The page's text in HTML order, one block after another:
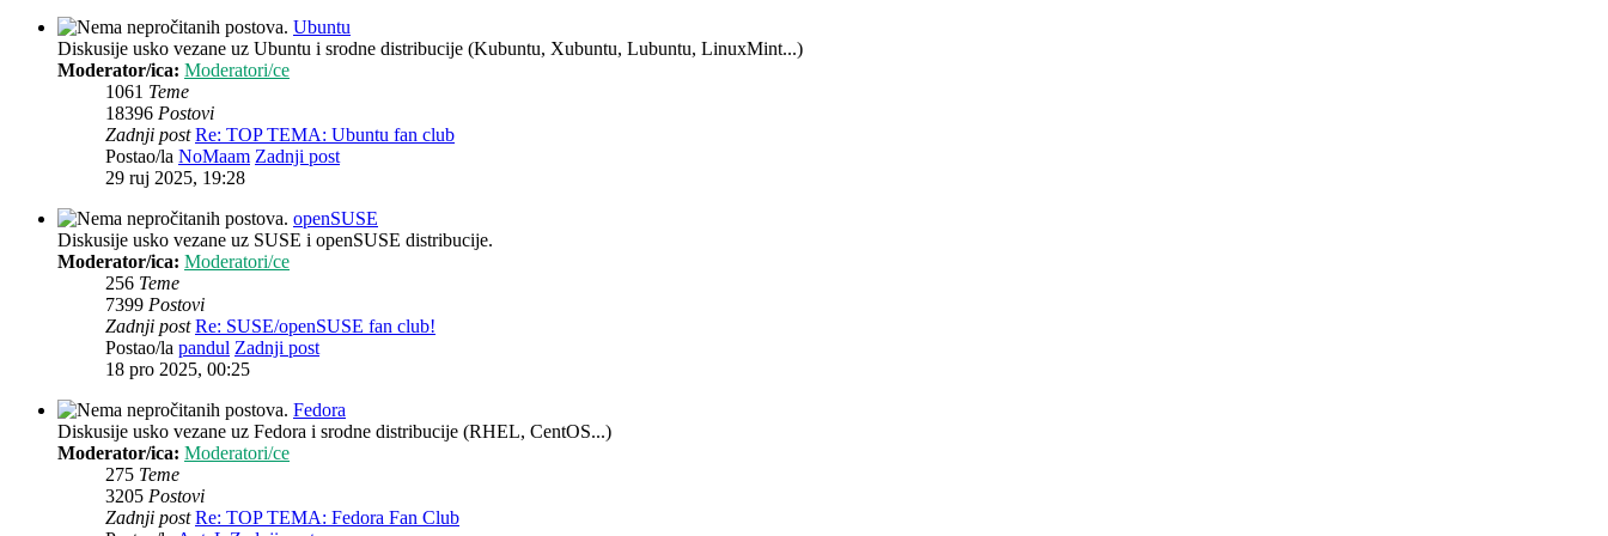
Ubuntu
Diskusije usko vezane uz Ubuntu i srodne distribucije (Kubuntu, Xubuntu, Lubuntu, LinuxMint...)
Moderator/ica: Moderatori/ce
1061 Teme
18396 Postovi
Zadnji post Re: TOP TEMA: Ubuntu fan club
Postao/la NoMaam Zadnji post
29 ruj 2025, 19:28
openSUSE
Diskusije usko vezane uz SUSE i openSUSE distribucije.
Moderator/ica: Moderatori/ce
256 Teme
7399 Postovi
Zadnji post Re: SUSE/openSUSE fan club!
Postao/la pandul Zadnji post
18 pro 2025, 00:25
Fedora
Diskusije usko vezane uz Fedora i srodne distribucije (RHEL, CentOS...)
Moderator/ica: Moderatori/ce
275 Teme
3205 Postovi
Zadnji post Re: TOP TEMA: Fedora Fan Club